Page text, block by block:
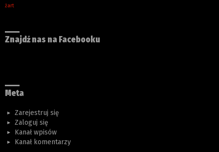
żart
Znajdź nas na Facebooku
Meta
Zarejestruj się
Zaloguj się
Kanał wpisów
Kanał komentarzy